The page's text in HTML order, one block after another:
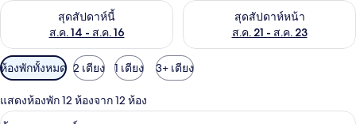
สุดสัปดาห์นี้
ส.ค. 14 - ส.ค. 16
ตรวจสอบจำนวนห้องพักว่างในสุดสัปดาห์นี้ ส.ค. 14 - ส.ค. 16
สุดสัปดาห์หน้า
ส.ค. 21 - ส.ค. 23
ตรวจสอบจำนวนห้องพักว่างใน
ตัว
กรอง
ที่
ห้องพักทั้งหมด 2 เตียง 1 เตียง 3+ เตียง
แสดงห้องพัก 12 ห้องจาก 12 ห้อง
ห้องสแตนดาร์ด | ตู้นิรภัยในห้องพัก, โ